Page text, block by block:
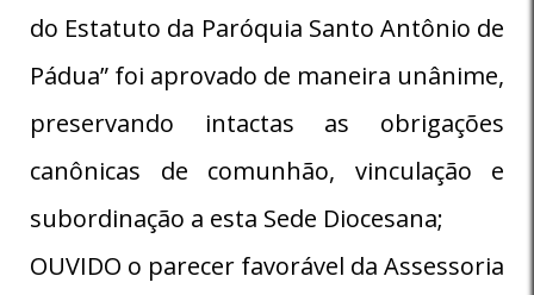
do Estatuto da Paróquia Santo Antônio de
Pádua” foi aprovado de maneira unânime,
preservando intactas as obrigações
canônicas de comunhão, vinculação e
subordinação a esta Sede Diocesana;
OUVIDO o parecer favorável da Assessoria